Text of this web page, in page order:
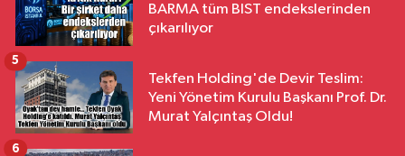
BARMA tüm BIST endekslerinden
çıkarılıyor
Tekfen Holding'de Devir Teslim:
Yeni Yönetim Kurulu Başkanı Prof. Dr.
Murat Yalçıntaş Oldu!
5
6